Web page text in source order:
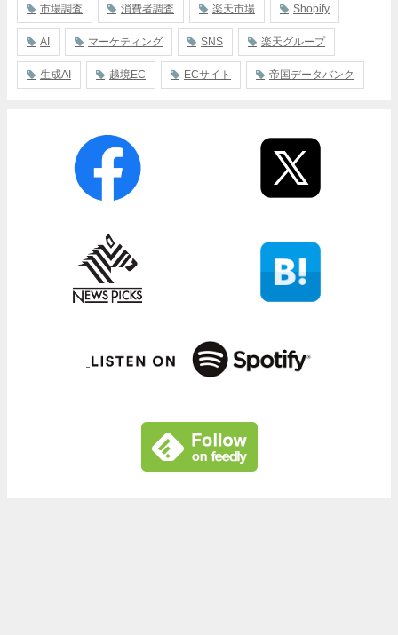
市場調査 消費者調査 楽天市場 Shopify
AI マーケティング SNS 楽天グループ
生成AI 越境EC ECサイト 帝国データバンク